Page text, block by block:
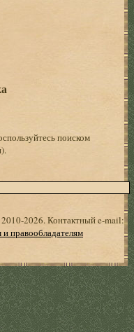
поиском
2026. Контактный e-mail:
правообладателям